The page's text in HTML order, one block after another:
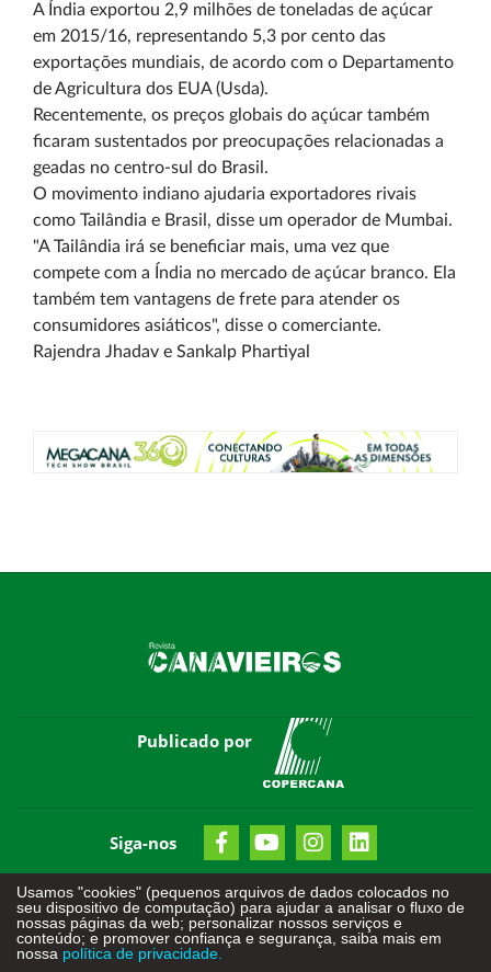
A Índia exportou 2,9 milhões de toneladas de açúcar
em 2015/16, representando 5,3 por cento das
exportações mundiais, de acordo com o Departamento
de Agricultura dos EUA (Usda).
Recentemente, os preços globais do açúcar também
ficaram sustentados por preocupações relacionadas a
geadas no centro-sul do Brasil.
O movimento indiano ajudaria exportadores rivais
como Tailândia e Brasil, disse um operador de Mumbai.
"A Tailândia irá se beneficiar mais, uma vez que
compete com a Índia no mercado de açúcar branco. Ela
também tem vantagens de frete para atender os
consumidores asiáticos", disse o comerciante.
Rajendra Jhadav e Sankalp Phartiyal
Publicado por
Siga-nos
Todos os direitos reservados - © 2026
Usamos "cookies" (pequenos arquivos de dados colocados no
seu dispositivo de computação) para ajudar a analisar o fluxo de
nossas páginas da web; personalizar nossos serviços e
conteúdo; e promover confiança e segurança, saiba mais em
nossa política de privacidade.